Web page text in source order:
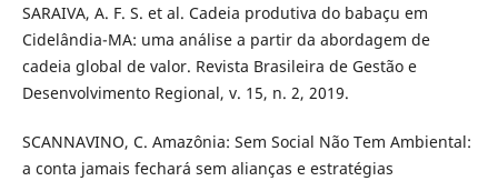
SARAIVA, A. F. S. et al. Cadeia produtiva do babaçu em
Cidelândia-MA: uma análise a partir da abordagem de
cadeia global de valor. Revista Brasileira de Gestão e
Desenvolvimento Regional, v. 15, n. 2, 2019.
SCANNAVINO, C. Amazônia: Sem Social Não Tem Ambiental:
a conta jamais fechará sem alianças e estratégias